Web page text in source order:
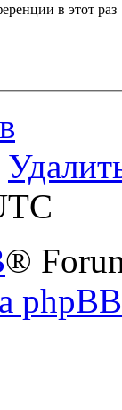
в этот раз
®
phpBB